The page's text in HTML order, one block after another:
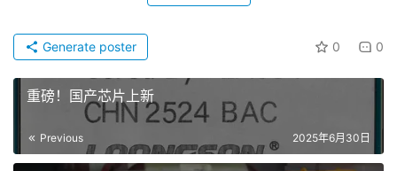
0 0
Generate poster
重磅！国产芯片上新
Previous 2025年6月30日